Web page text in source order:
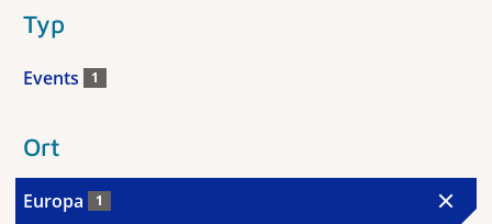
Typ
Events 1
Ort
Europa 1